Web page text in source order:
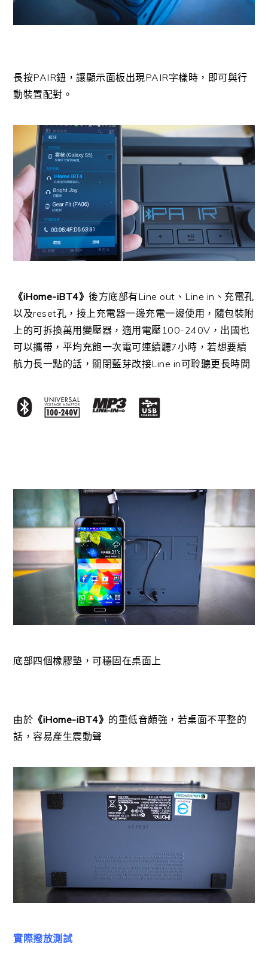
長按PAIR鈕，讓顯示面板出現PAIR字樣時，即可與行
動裝置配對。
《iHome-iBT4》後方底部有Line out、Line in、充電孔
以及reset孔，接上充電器一邊充電一邊使用，隨包裝附
上的可拆換萬用變壓器，適用電壓100-240V，出國也
可以攜帶，平均充飽一次電可連續聽7小時，若想要續
航力長一點的話，關閉藍芽改接Line in可聆聽更長時間
底部四個橡膠墊，可穩固在桌面上
由於 《iHome-iBT4》 的重低音頗強，若桌面不平整的
話，容易產生震動聲
實際撥放測試